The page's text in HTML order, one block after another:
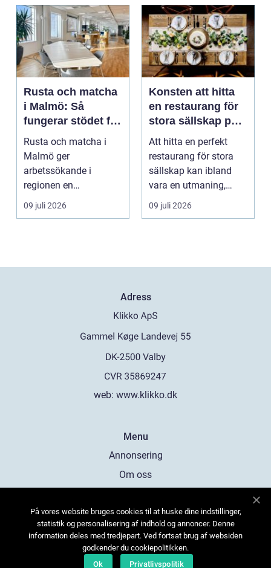
Rusta och matcha
i Malmö: Så
fungerar stödet för
dig som söker
jobb
Rusta och matcha i
Malmö ger
arbetssökande i
regionen en
strukturerad och
personlig vä...
09 juli 2026
Konsten att hitta
en restaurang för
stora sällskap på
Östermalm i
Stockholm
Att hitta en perfekt
restaurang för stora
sällskap kan ibland
vara en utmaning,
särsk...
09 juli 2026
Adress
web: www.klikko.dk
Menu
Annonsering
Om oss
Kontakta oss
Sitemap
På vores website bruges cookies til at huske dine indstillinger,
statistik og personalisering af indhold og annoncer. Denne
information deles med tredjepart. Ved fortsat brug af websiden
godkender du cookiepolitikken.
Ok
Privatlivspolitik